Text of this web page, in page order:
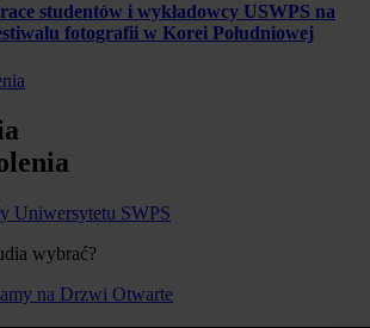
studentów i wykładowcy USWPS na
fotografii w Korei Południowej
Uniwersytetu SWPS
wybrać?
na Drzwi Otwarte